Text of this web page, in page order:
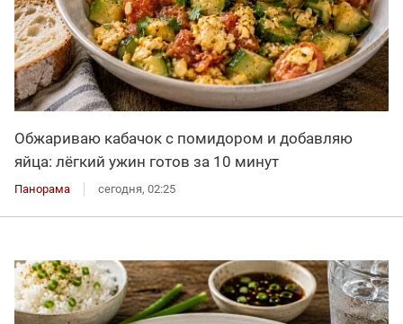
Обжариваю кабачок с помидором и добавляю
яйца: лёгкий ужин готов за 10 минут
Панорама сегодня, 02:25